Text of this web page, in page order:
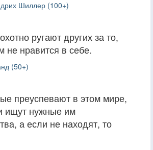
Шиллер (100+)
ругают других за то,
не нравится в себе.
(50+)
преуспевают в этом мире,
ищут нужные им
а если не находят, то